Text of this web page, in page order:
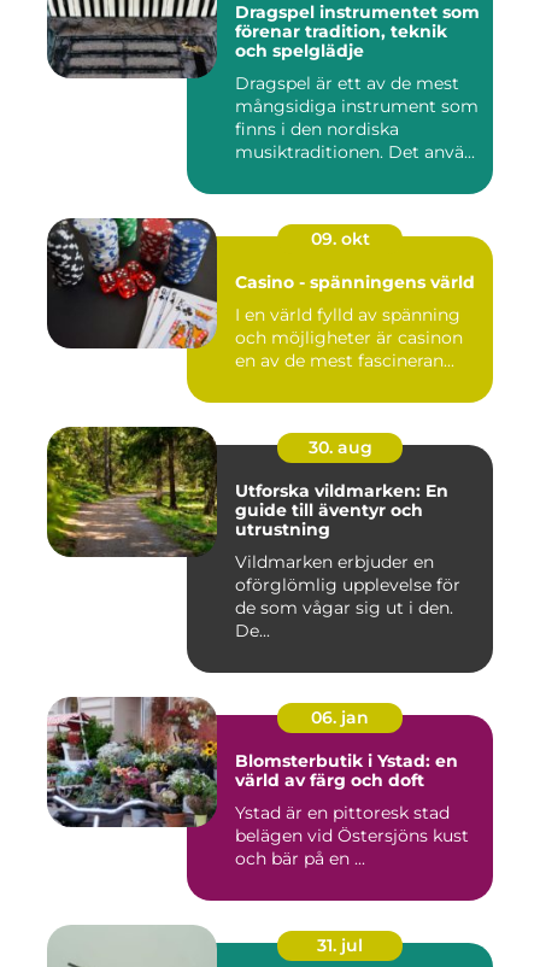
Dragspel instrumentet som
förenar tradition, teknik
och spelglädje
Dragspel är ett av de mest
mångsidiga instrument som
finns i den nordiska
musiktraditionen. Det anvä...
09. okt
Casino - spänningens värld
I en värld fylld av spänning
och möjligheter är casinon
en av de mest fascineran...
30. aug
Utforska vildmarken: En
guide till äventyr och
utrustning
Vildmarken erbjuder en
oförglömlig upplevelse för
de som vågar sig ut i den.
De...
06. jan
Blomsterbutik i Ystad: en
värld av färg och doft
Ystad är en pittoresk stad
belägen vid Östersjöns kust
och bär på en ...
31. jul